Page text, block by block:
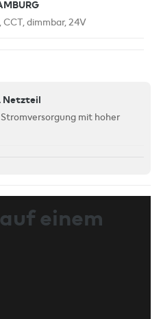
dimmbar, 24V
Netzteil
mit hoher
einem